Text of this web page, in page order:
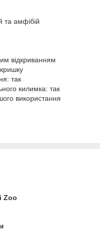
та амфібій
відкриванням
так
килимка: так
використання
Zoo